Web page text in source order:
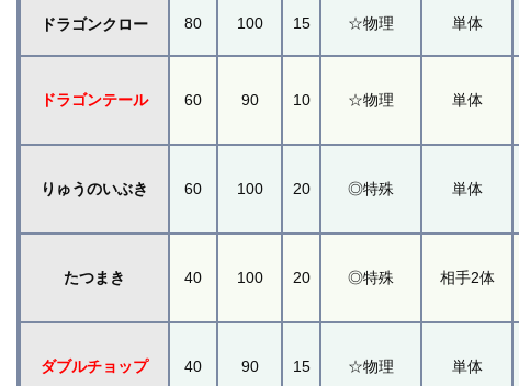
ドラゴンクロー 80 100 15 ☆物理 単体
ドラゴンテール 60 90 10 ☆物理 単体
りゅうのいぶき 60 100 20 ◎特殊 単体
たつまき 40 100 20 ◎特殊 相手2体
ダブルチョップ 40 90 15 ☆物理 単体